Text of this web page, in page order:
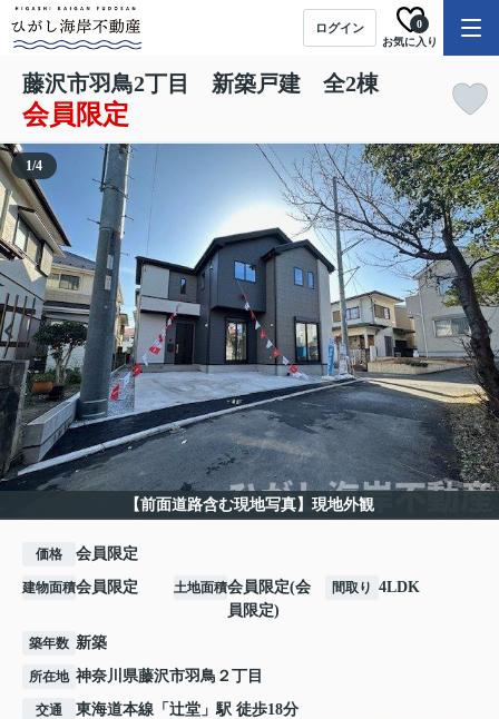
ログイン
お気に入り
0
藤沢市羽鳥2丁目 新築戸建 全2棟
会員限定
【前面道路含む現地写真】現地外観
1/4
価格 会員限定
建物面積会員限定 土地面積会員限定(会
員限定)
間取り 4LDK
築年数 新築
所在地 神奈川県藤沢市羽鳥 ２丁目
交通 東海道本線 「 辻堂 」駅 徒歩18分